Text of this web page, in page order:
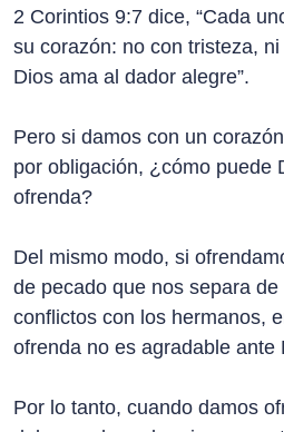
2 Corintios 9:7 dice, “Cada
su corazón: no con tristeza,
Dios ama al dador alegre”.
Pero si damos con un
por obligación, ¿cómo puede
ofrenda?
Del mismo modo, si
de pecado que nos separa
conflictos con los hermanos,
ofrenda no es agradable ante
Por lo tanto, cuando damos